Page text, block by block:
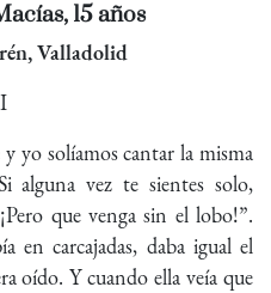
15 años
Valladolid
I
yo solíamos cantar la misma
alguna vez te sientes solo,
que venga sin el lobo!”.
en carcajadas, daba igual el
oído. Y cuando ella veía que